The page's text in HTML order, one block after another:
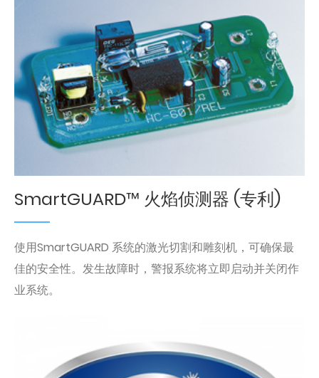
SmartGUARD™ 火焰侦测器 (专利)
使用SmartGUARD 系统的激光切割和雕刻机，可确保最
佳的安全性。发生故障时，警报系统将立即启动并关闭作
业系统。